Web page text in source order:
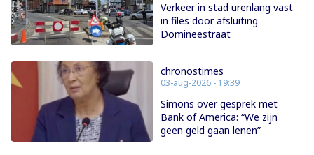
Verkeer in stad urenlang vast
in files door afsluiting
Domineestraat
chronostimes
03-aug-2026 - 19:39
Simons over gesprek met
Bank of America: “We zijn
geen geld gaan lenen”